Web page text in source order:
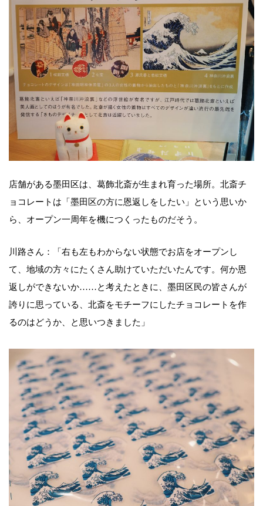
店舗がある墨田区は、葛飾北斎が生まれ育った場所。北斎チ
ョコレートは「墨田区の方に恩返しをしたい」という思いか
ら、オープン一周年を機につくったものだそう。
川路さん：「右も左もわからない状態でお店をオープンし
て、地域の方々にたくさん助けていただいたんです。何か恩
返しができないか……と考えたときに、墨田区民の皆さんが
誇りに思っている、北斎をモチーフにしたチョコレートを作
るのはどうか、と思いつきました」